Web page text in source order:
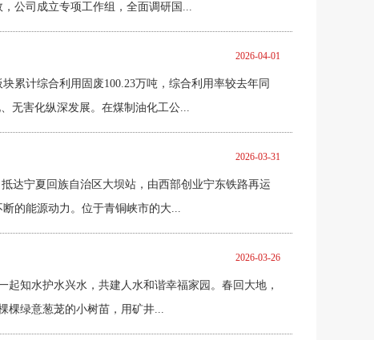
公司成立专项工作组，全面调研国...
2026-04-01
计综合利用固废100.23万吨，综合利用率较去年同
无害化纵深发展。在煤制油化工公...
2026-03-31
达宁夏回族自治区大坝站，由西部创业宁东铁路再运
的能源动力。位于青铜峡市的大...
2026-03-26
起知水护水兴水，共建人水和谐幸福家园。春回大地，
棵绿意葱茏的小树苗，用矿井...